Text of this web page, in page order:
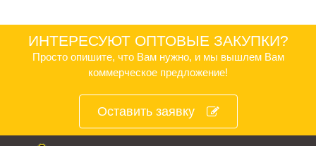
ИНТЕРЕСУЮТ ОПТОВЫЕ ЗАКУПКИ?
Просто опишите, что Вам нужно, и мы вышлем Вам
коммерческое предложение!
Оставить заявку